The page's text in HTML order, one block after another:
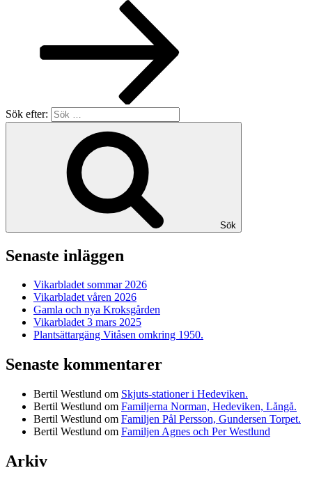
Sök efter:
Sök
Senaste inläggen
Vikarbladet sommar 2026
Vikarbladet våren 2026
Gamla och nya Kroksgården
Vikarbladet 3 mars 2025
Plantsättargäng Vitåsen omkring 1950.
Senaste kommentarer
Bertil Westlund om Skjuts-stationer i Hedeviken.
Bertil Westlund om Familjerna Norman, Hedeviken, Långå.
Bertil Westlund om Familjen Pål Persson, Gundersen Torpet.
Bertil Westlund om Familjen Agnes och Per Westlund
Arkiv